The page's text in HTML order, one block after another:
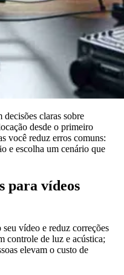
claras sobre
desde o primeiro
você reduz erros comuns:
e escolha um cenário que
para vídeos
vídeo e reduz correções
controle de luz e acústica;
elevam o custo de